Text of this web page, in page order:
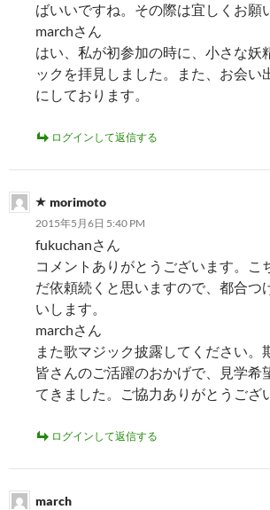
ばいいですね。その際は宜しくお願
marchさん
はい、私が初参加の時に、小さな妖
ックを拝見しました。また、お会い
にしております。
ログインして返信する
morimoto
2015年5月6日 5:40 PM
fukuchanさん
コメントありがとうございます。こ
だ依頼続くと思いますので、都合つ
いします。
marchさん
また歌マジック披露してください。
皆さんのご活躍のおかげで、見学希
てきました。ご協力ありがとうござ
ログインして返信する
march